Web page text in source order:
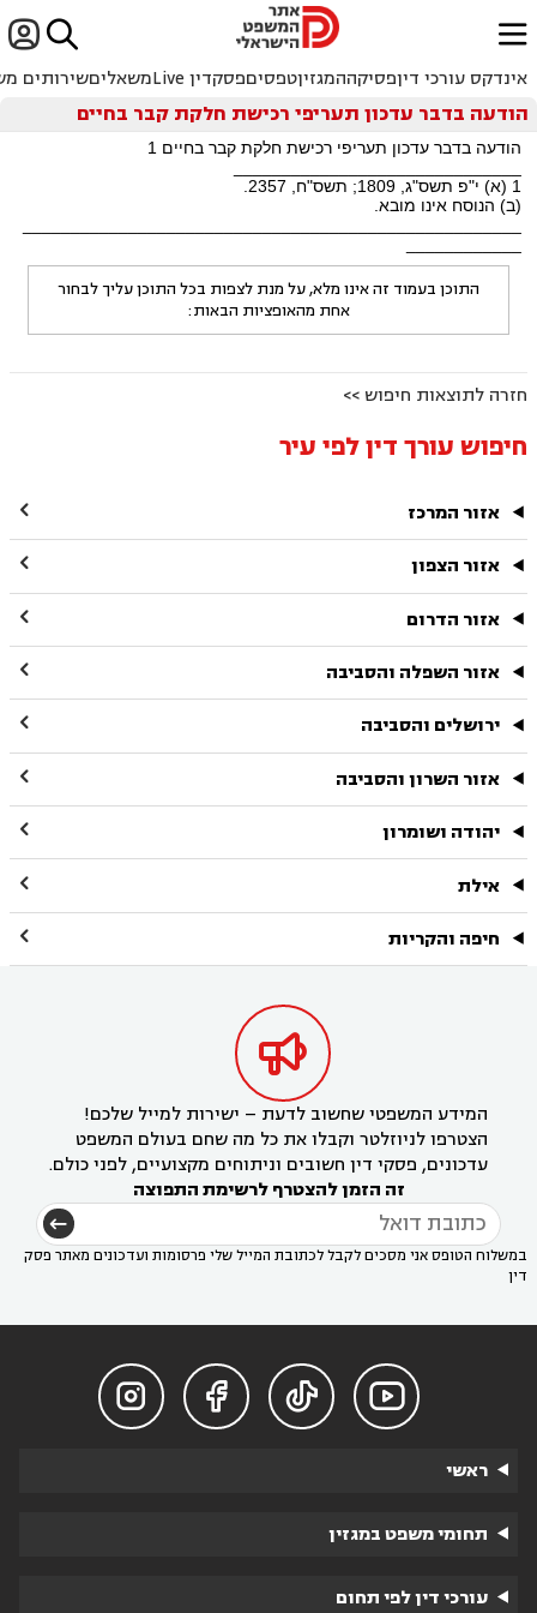

ﱐ
אינדקס עורכי דיןפסיקההמגזיןטפסיםפסקדין Live משאליםשירותים
הודעה בדבר עדכון תעריפי רכישת חלקת קבר בחיים
הודעה בדבר עדכון תעריפי רכישת חלקת קבר בחיים 1
1 (א) י"פ תשס"ג, 1809; תשס"ח, 2357.
(ב) הנוסח אינו מובא.
התוכן בעמוד זה אינו מלא, על מנת לצפות בכל התוכן עליך לבחור
אחת מהאופציות הבאות:
חזרה לתוצאות חיפוש >>
חיפוש עורך דין לפי עיר
אזור המרכז 
אזור הצפון 
אזור הדרום 
אזור השפלה והסביבה 
ירושלים והסביבה 
אזור השרון והסביבה 
יהודה ושומרון 
אילת 
חיפה והקריות 

המידע המשפטי שחשוב לדעת – ישירות למייל שלכם!
הצטרפו לניוזלטר וקבלו את כל מה שחם בעולם המשפט
עדכונים, פסקי דין חשובים וניתוחים מקצועיים, לפני כולם.
זה הזמן להצטרף לרשימת התפוצה
במשלוח הטופס אני מסכים לקבל לכתובת המייל שלי פרסומות ועדכונים מאתר פסק
דין




ראשי
תחומי משפט במגזין
עורכי דין לפי תחום